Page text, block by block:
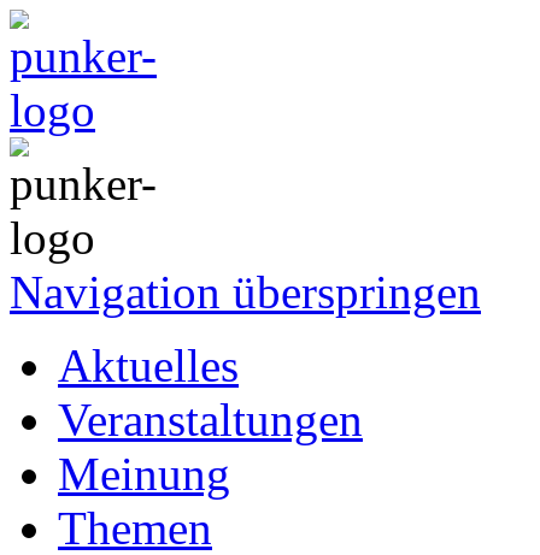
Navigation überspringen
Aktuelles
Veranstaltungen
Meinung
Themen